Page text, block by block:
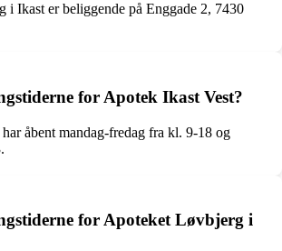
i Ikast er beliggende på Enggade 2, 7430
for Apotek Ikast Vest?
åbent mandag-fredag fra kl. 9-18 og
for Apoteket Løvbjerg i